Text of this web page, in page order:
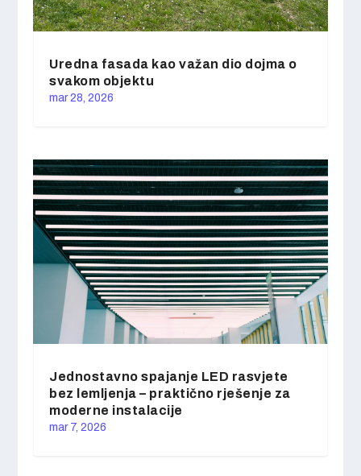
Uredna fasada kao važan dio dojma o
svakom objektu
mar 28, 2026
Jednostavno spajanje LED rasvjete
bez lemljenja – praktično rješenje za
moderne instalacije
mar 7, 2026